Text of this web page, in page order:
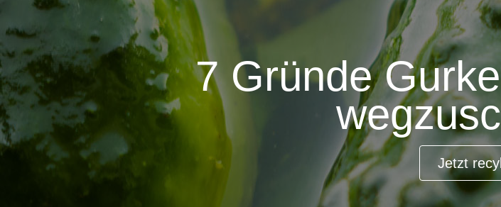
7 Gründe
Jetzt